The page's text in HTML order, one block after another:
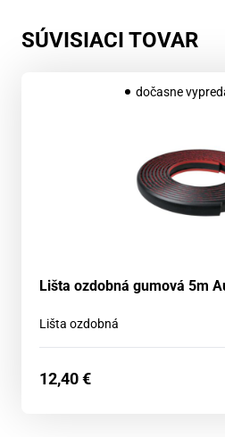
SÚVISIACI TOVAR
dočasne
Lišta ozdobná gumová 5m
Lišta ozdobná
12,40€